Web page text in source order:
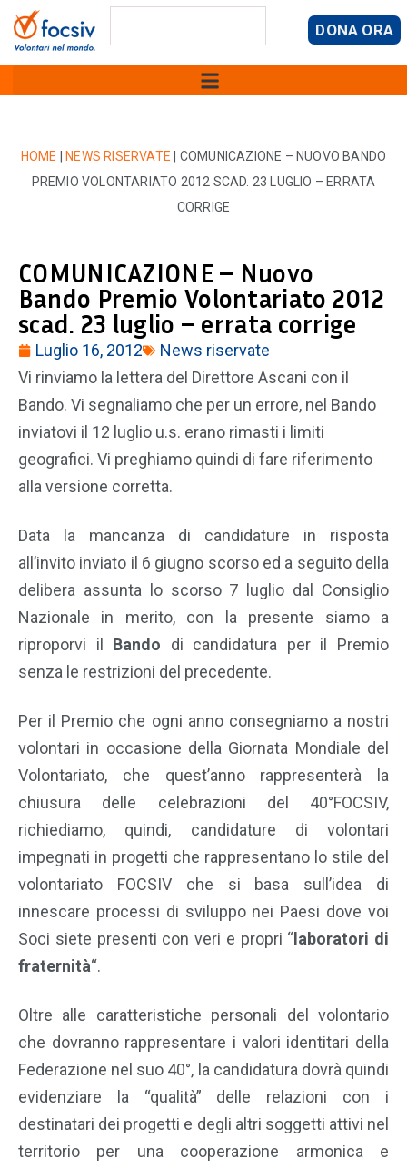
DONA ORA
HOME NEWS RISERVATE
COMUNICAZIONE – NUOVO BANDO
PREMIO VOLONTARIATO 2012 SCAD. 23 LUGLIO – ERRATA
CORRIGE
COMUNICAZIONE – Nuovo
Bando Premio Volontariato 2012
scad. 23 luglio – errata corrige
Luglio 16, 2012
News riservate
Vi rinviamo la lettera del Direttore Ascani con il
Bando. Vi segnaliamo che per un errore, nel Bando
inviatovi il 12 luglio u.s. erano rimasti i limiti
geografici. Vi preghiamo quindi di fare riferimento
alla versione corretta.
Data la mancanza di candidature in risposta
all’invito inviato il 6 giugno scorso ed a seguito della
delibera assunta lo scorso 7 luglio dal Consiglio
Nazionale in merito, con la presente siamo a
riproporvi il Bando di candidatura per il Premio
senza le restrizioni del precedente.
Per il Premio che ogni anno consegniamo a nostri
volontari in occasione della Giornata Mondiale del
Volontariato, che quest’anno rappresenterà la
chiusura delle celebrazioni del 40°FOCSIV,
richiediamo, quindi, candidature di volontari
impegnati in progetti che rappresentano lo stile del
volontariato FOCSIV che si basa sull’idea di
innescare processi di sviluppo nei Paesi dove voi
Soci siete presenti con veri e propri “ laboratori di
fraternità“.
Oltre alle caratteristiche personali del volontario
che dovranno rappresentare i valori identitari della
Federazione nel suo 40°, la candidatura dovrà quindi
evidenziare la “qualità” delle relazioni con i
destinatari dei progetti e degli altri soggetti attivi nel
territorio per una cooperazione armonica e